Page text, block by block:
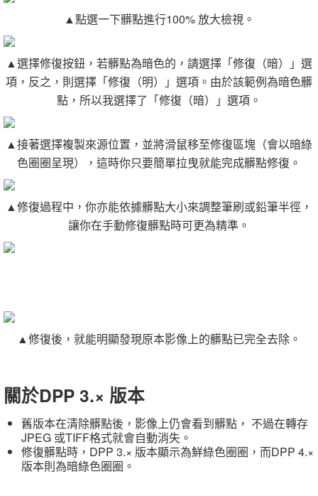
▲點選一下髒點進行100% 放大檢視。
▲選擇修復按鈕，若髒點為暗色的，請選擇「修復（暗）」選
項，反之，則選擇「修復（明）」選項。由於該範例為暗色髒
點，所以我選擇了「修復（暗）」選項。
▲接著選擇複製來源位置，並將滑鼠移至修復區塊（會以暗綠
色圈圈呈現），這時你只要簡單拉曳就能完成髒點修復。
▲修復過程中，你亦能依據髒點大小來調整筆刷或鉛筆半徑，
讓你在手動修復髒點時可更為精準。
▲修復後，就能明顯發現原本影像上的髒點已完全去除。
關於DPP 3.× 版本
舊版本在清除髒點後，影像上仍會看到髒點， 不過在轉存
JPEG 或TIFF格式就會自動消失。
修復髒點時，DPP 3.× 版本顯示為鮮綠色圈圈，而DPP 4.×
版本則為暗綠色圈圈。